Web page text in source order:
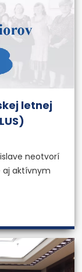
letnej
neotvorí
aj aktívnym